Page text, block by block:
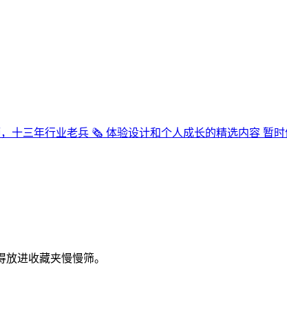
十三年行业老兵 🗞 体验设计和个人成长的精选内容 暂
进收藏夹慢慢筛。